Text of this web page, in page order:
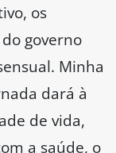
os
governo
Minha
dará à
de vida,
a saúde, o